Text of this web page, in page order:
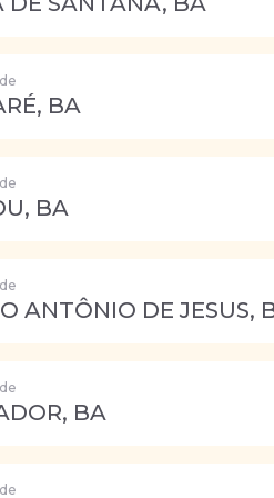
BA
BA
ANTÔNIO DE JESUS,
BA